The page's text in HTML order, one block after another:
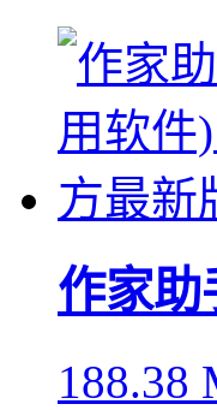
作家助
188.38